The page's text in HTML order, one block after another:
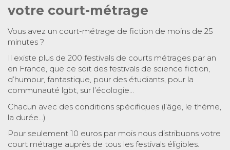
votre court-métrage
Vous avez un court-métrage de fiction de moins de 25
minutes ?
Il existe plus de 200 festivals de courts métrages par an
en France, que ce soit des festivals de science fiction,
d’humour, fantastique, pour des étudiants, pour la
communauté lgbt, sur l’écologie…
Chacun avec des conditions spécifiques (l’âge, le thème,
la durée…)
Pour seulement 10 euros par mois nous distribuons votre
court métrage auprès de tous les festivals éligibles.